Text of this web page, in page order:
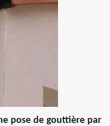
pose de gouttière par